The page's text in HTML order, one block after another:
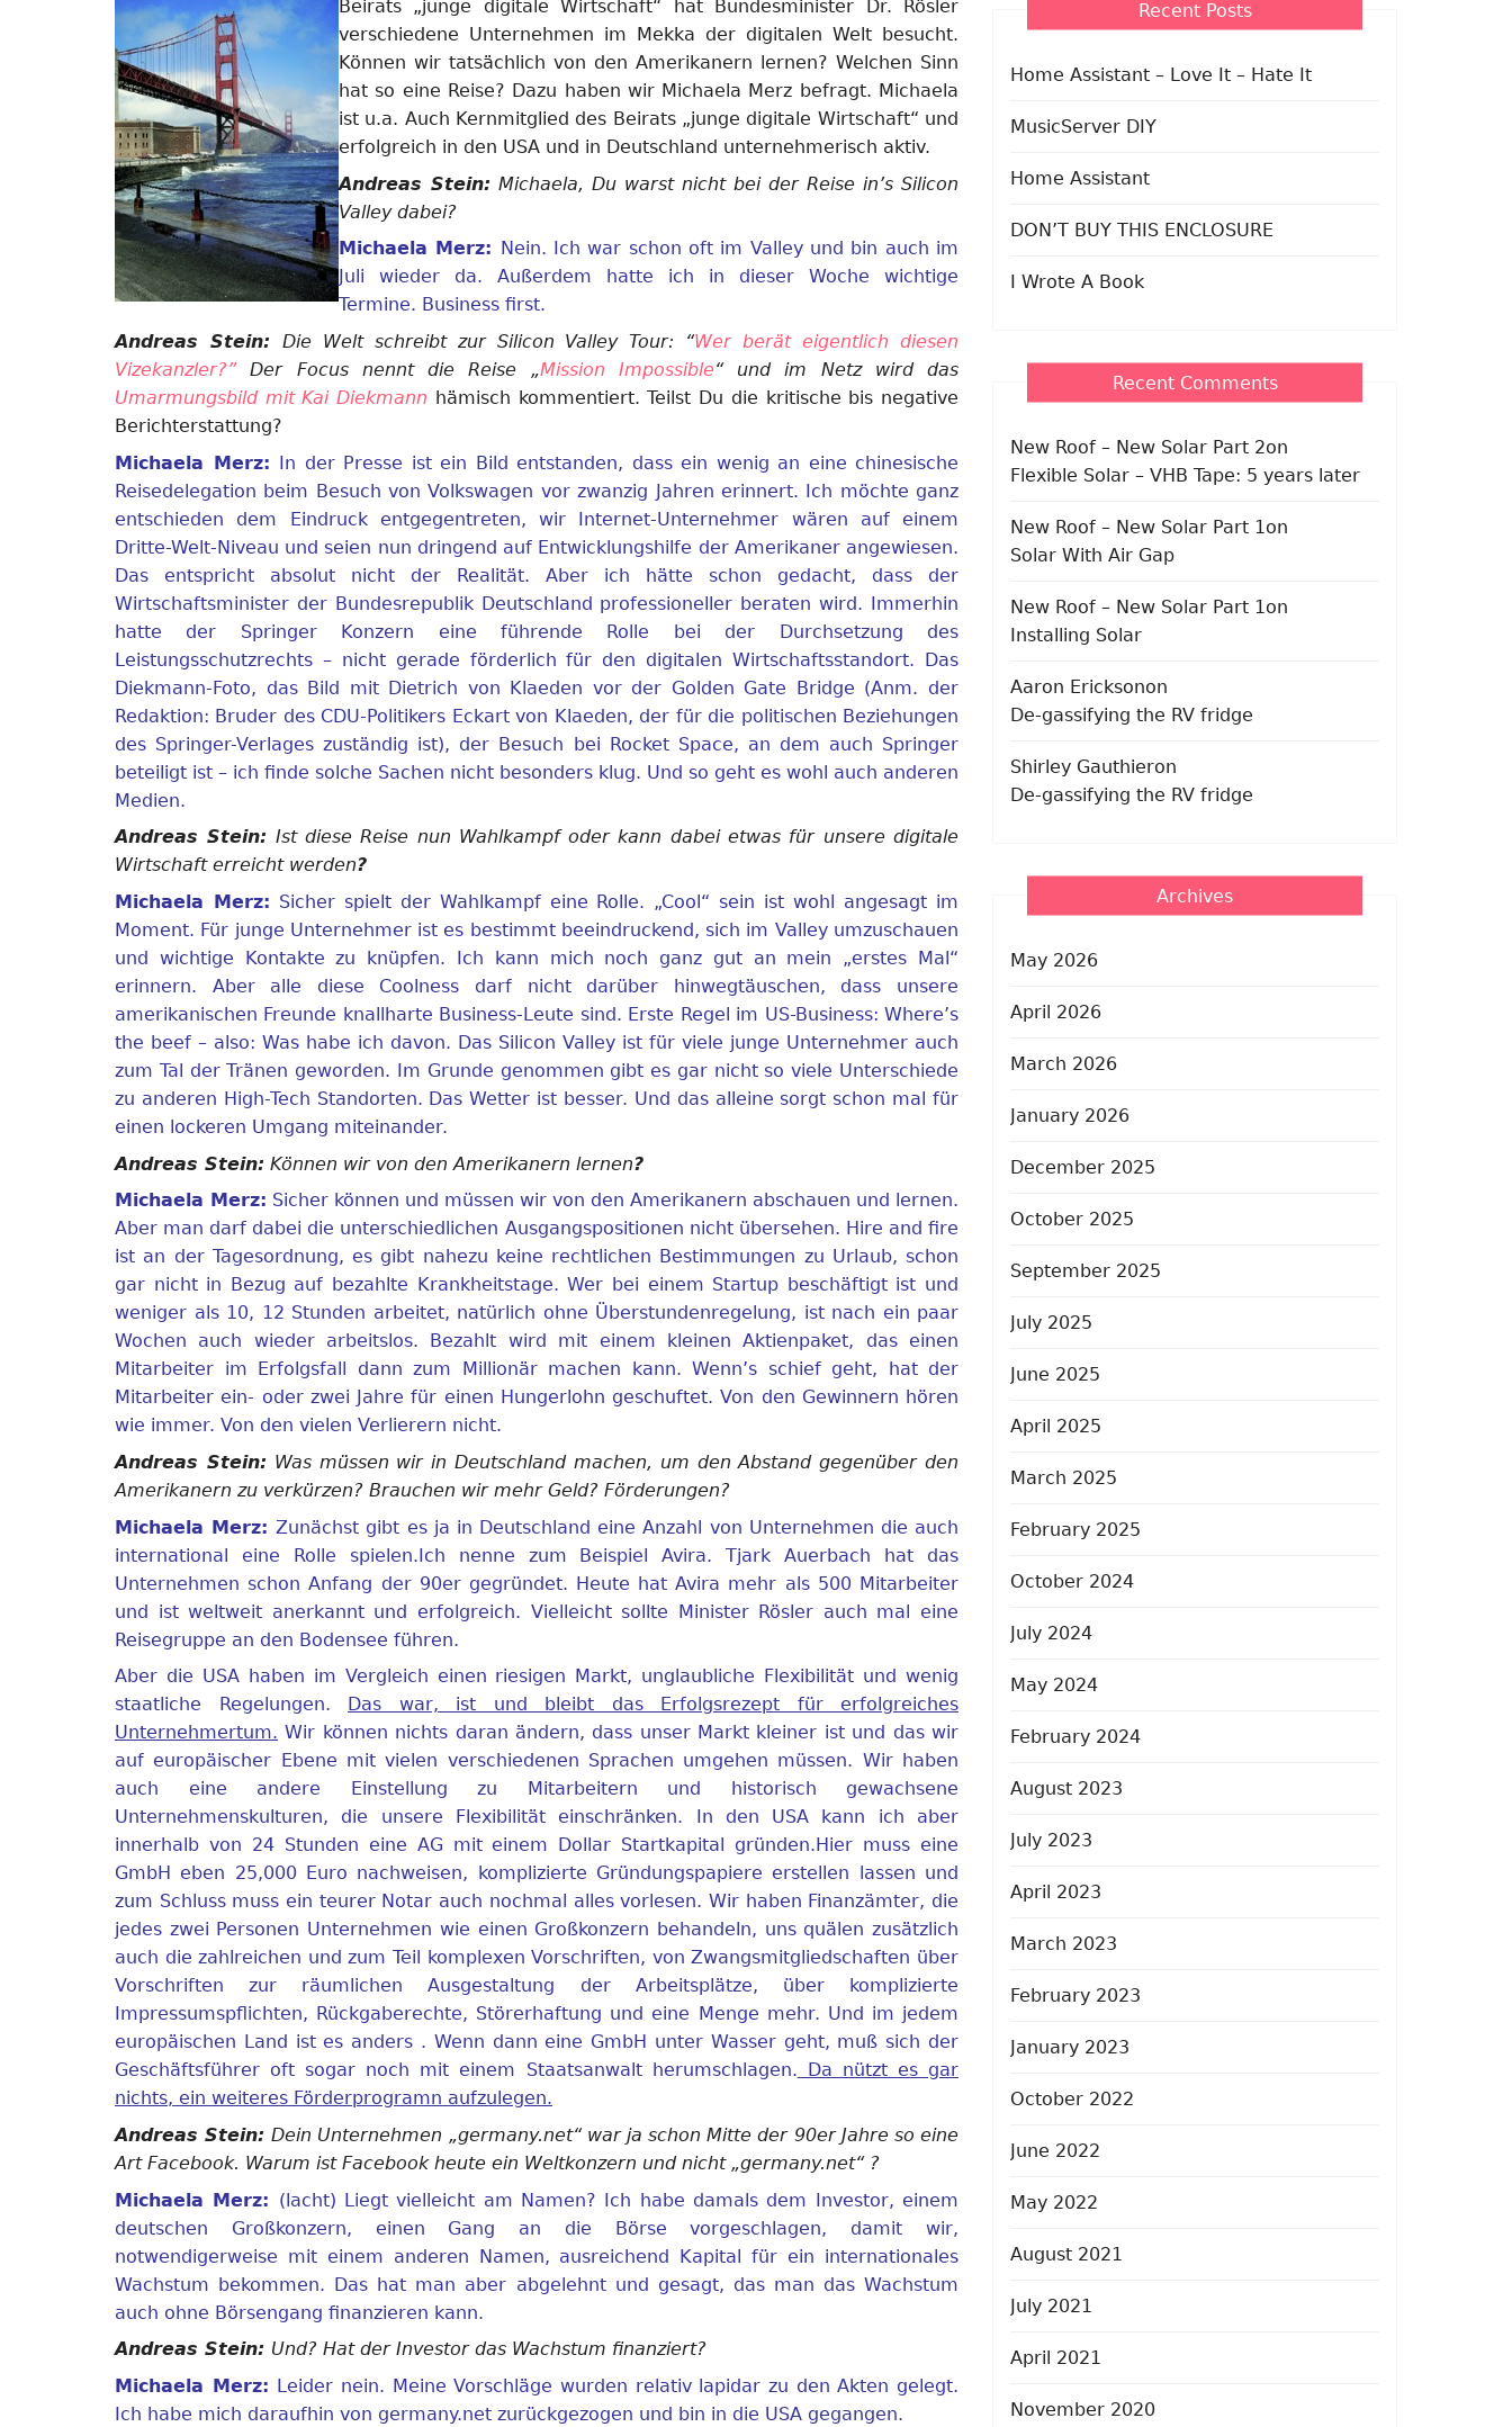
Beirats „junge digitale Wirtschaft“ hat Bundesminister Dr. Rösler
verschiedene Unternehmen im Mekka der digitalen Welt besucht.
Können wir tatsächlich von den Amerikanern lernen? Welchen Sinn
hat so eine Reise? Dazu haben wir Michaela Merz befragt. Michaela
ist u.a. Auch Kernmitglied des Beirats „junge digitale Wirtschaft“ und
erfolgreich in den USA und in Deutschland unternehmerisch aktiv.
Andreas Stein: Michaela, Du warst nicht bei der Reise in’s Silicon
Valley dabei?
Michaela Merz:
Nein. Ich war schon oft im Valley und bin auch im
Juli wieder da. Außerdem hatte ich in dieser Woche wichtige
Termine. Business first.
Andreas Stein: Die Welt schreibt zur Silicon Valley Tour: “Wer berät eigentlich diesen
Vizekanzler?”Der Focus nennt die Reise „Mission Impossible“ und im Netz wird das
Umarmungsbild mit Kai Diekmann hämisch kommentiert. Teilst Du die kritische bis negative
Berichterstattung?
Michaela Merz: In der Presse ist ein Bild entstanden, dass ein wenig an eine chinesische
Reisedelegation beim Besuch von Volkswagen vor zwanzig Jahren erinnert. Ich möchte ganz
entschieden dem Eindruck entgegentreten, wir Internet-Unternehmer wären auf einem
Dritte-Welt-Niveau und seien nun dringend auf Entwicklungshilfe der Amerikaner angewiesen.
Das entspricht absolut nicht der Realität. Aber ich hätte schon gedacht, dass der
Wirtschaftsminister der Bundesrepublik Deutschland professioneller beraten wird. Immerhin
hatte der Springer Konzern eine führende Rolle bei der Durchsetzung des
Leistungsschutzrechts – nicht gerade förderlich für den digitalen Wirtschaftsstandort. Das
Diekmann-Foto, das Bild mit Dietrich von Klaeden vor der Golden Gate Bridge (Anm. der
Redaktion: Bruder des CDU-Politikers Eckart von Klaeden, der für die politischen Beziehungen
des Springer-Verlages zuständig ist), der Besuch bei Rocket Space, an dem auch Springer
beteiligt ist – ich finde solche Sachen nicht besonders klug. Und so geht es wohl auch anderen
Medien.
Andreas Stein: Ist diese Reise nun Wahlkampf oder kann dabei etwas für unsere digitale
Wirtschaft erreicht werden?
Michaela Merz: Sicher spielt der Wahlkampf eine Rolle. „Cool“ sein ist wohl angesagt im
Moment. Für junge Unternehmer ist es bestimmt beeindruckend, sich im Valley umzuschauen
und wichtige Kontakte zu knüpfen. Ich kann mich noch ganz gut an mein „erstes Mal“
erinnern. Aber alle diese Coolness darf nicht darüber hinwegtäuschen, dass unsere
amerikanischen Freunde knallharte Business-Leute sind. Erste Regel im US-Business: Where’s
the beef – also: Was habe ich davon. Das Silicon Valley ist für viele junge Unternehmer auch
zum Tal der Tränen geworden. Im Grunde genommen gibt es gar nicht so viele Unterschiede
zu anderen High-Tech Standorten. Das Wetter ist besser. Und das alleine sorgt schon mal für
einen lockeren Umgang miteinander.
Andreas Stein: Können wir von den Amerikanern lernen?
Michaela Merz: Sicher können und müssen wir von den Amerikanern abschauen und lernen.
Aber man darf dabei die unterschiedlichen Ausgangspositionen nicht übersehen. Hire and fire
ist an der Tagesordnung, es gibt nahezu keine rechtlichen Bestimmungen zu Urlaub, schon
gar nicht in Bezug auf bezahlte Krankheitstage. Wer bei einem Startup beschäftigt ist und
weniger als 10, 12 Stunden arbeitet, natürlich ohne Überstundenregelung, ist nach ein paar
Wochen auch wieder arbeitslos. Bezahlt wird mit einem kleinen Aktienpaket, das einen
Mitarbeiter im Erfolgsfall dann zum Millionär machen kann. Wenn’s schief geht, hat der
Mitarbeiter ein- oder zwei Jahre für einen Hungerlohn geschuftet. Von den Gewinnern hören
wie immer. Von den vielen Verlierern nicht.
Andreas Stein: Was müssen wir in Deutschland machen, um den Abstand gegenüber den
Amerikanern zu verkürzen? Brauchen wir mehr Geld? Förderungen?
Michaela Merz:Zunächst gibt es ja in Deutschland eine Anzahl von Unternehmen die auch
international eine Rolle spielen.Ich nenne zum Beispiel Avira. Tjark Auerbach hat das
Unternehmen schon Anfang der 90er gegründet. Heute hat Avira mehr als 500 Mitarbeiter
und ist weltweit anerkannt und erfolgreich. Vielleicht sollte Minister Rösler auch mal eine
Reisegruppe an den Bodensee führen.
Aber die USA haben im Vergleich einen riesigen Markt, unglaubliche Flexibilität und wenig
staatliche Regelungen.
Das war, ist und bleibt das Erfolgsrezept für erfolgreiches
Unternehmertum. Wir können nichts daran ändern, dass unser Markt kleiner ist und das wir
auf europäischer Ebene mit vielen verschiedenen Sprachen umgehen müssen. Wir haben
auch eine andere Einstellung zu Mitarbeitern und historisch gewachsene
Unternehmenskulturen, die unsere Flexibilität einschränken. In den USA kann ich aber
innerhalb von 24 Stunden eine AG mit einem Dollar Startkapital gründen.Hier muss eine
GmbH eben 25,000 Euro nachweisen, komplizierte Gründungspapiere erstellen lassen und
zum Schluss muss ein teurer Notar auch nochmal alles vorlesen. Wir haben Finanzämter, die
jedes zwei Personen Unternehmen wie einen Großkonzern behandeln, uns quälen zusätzlich
auch die zahlreichen und zum Teil komplexen Vorschriften, von Zwangsmitgliedschaften über
Vorschriften zur räumlichen Ausgestaltung der Arbeitsplätze, über komplizierte
Impressumspflichten, Rückgaberechte, Störerhaftung und eine Menge mehr. Und im jedem
europäischen Land ist es anders . Wenn dann eine GmbH unter Wasser geht, muß sich der
Geschäftsführer oft sogar noch mit einem Staatsanwalt herumschlagen. Da nützt es gar
nichts, ein weiteres Förderprogramn aufzulegen.
Andreas Stein:Dein Unternehmen „germany.net“ war ja schon Mitte der 90er Jahre so eine
Art Facebook. Warum ist Facebook heute ein Weltkonzern und nicht „germany.net“ ?
Michaela Merz: (lacht) Liegt vielleicht am Namen? Ich habe damals dem Investor, einem
deutschen Großkonzern, einen Gang an die Börse vorgeschlagen, damit wir,
notwendigerweise mit einem anderen Namen, ausreichend Kapital für ein internationales
Wachstum bekommen. Das hat man aber abgelehnt und gesagt, das man das Wachstum
auch ohne Börsengang finanzieren kann.
Andreas Stein: Und? Hat der Investor das Wachstum finanziert?
Michaela Merz: Leider nein. Meine Vorschläge wurden relativ lapidar zu den Akten gelegt.
Ich habe mich daraufhin von germany.net zurückgezogen und bin in die USA gegangen.
Recent Posts
Home Assistant – Love It – Hate It
MusicServer DIY
Home Assistant
DON’T BUY THIS ENCLOSURE
I Wrote A Book
Recent Comments
New Roof – New Solar Part 2on
Flexible Solar – VHB Tape: 5 years later
New Roof – New Solar Part 1 on
Solar With Air Gap
New Roof – New Solar Part 1 on
Installing Solar
Aaron Ericksonon
De-gassifying the RV fridge
Shirley Gauthieron
De-gassifying the RV fridge
Archives
May 2026
April 2026
March 2026
January 2026
December 2025
October 2025
September 2025
July 2025
June 2025
April 2025
March 2025
February 2025
October 2024
July 2024
May 2024
February 2024
August 2023
July 2023
April 2023
March 2023
February 2023
January 2023
October 2022
June 2022
May 2022
August 2021
July 2021
April 2021
November 2020